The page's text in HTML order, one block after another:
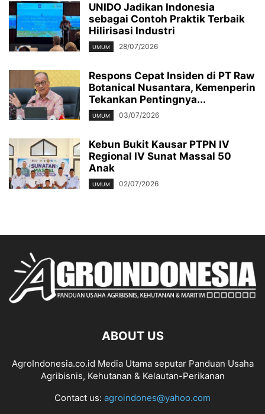
UNIDO Jadikan Indonesia
sebagai Contoh Praktik Terbaik
Hilirisasi Industri
UMUM 28/07/2026
Respons Cepat Insiden di PT Raw
Botanical Nusantara, Kemenperin
Tekankan Pentingnya...
UMUM 03/07/2026
Kebun Bukit Kausar PTPN IV
Regional IV Sunat Massal 50
Anak
UMUM 02/07/2026
ABOUT US
AgroIndonesia.co.id Media Utama seputar Panduan Usaha
Agribisnis, Kehutanan & Kelautan-Perikanan
Contact us: agroindones@yahoo.com